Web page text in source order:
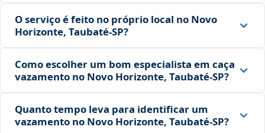
O serviço é feito no próprio local no Novo
Horizonte, Taubaté‑SP?
Como escolher um bom especialista em caça
vazamento no Novo Horizonte, Taubaté‑SP?
Quanto tempo leva para identificar um
vazamento no Novo Horizonte, Taubaté‑SP?